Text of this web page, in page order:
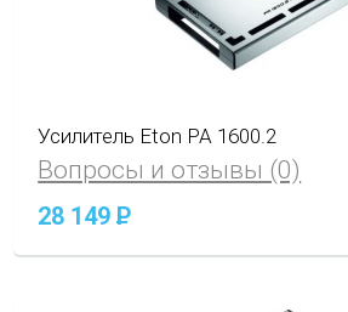
Усилитель Eton PA 1600.2
Вопросы и отзывы (0)
28 149P